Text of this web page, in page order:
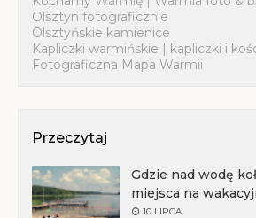
Olsztyn fotograficznie
Olsztyńskie kamienice
Kapliczki warmińskie | kapliczki i
Fotograficzna Mapa Warmii
Przeczytaj
Gdzie nad wodę
miejsca na
10 LIPCA